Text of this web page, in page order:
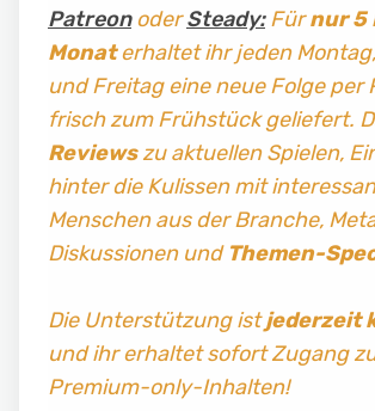
PatreonoderSteady:Fürnur 5
Monaterhaltet ihr jeden
und Freitag eine neue Folge per
frisch zum Frühstück geliefert.
Reviewszu aktuellen Spielen,
hinter die Kulissen mit
Menschen aus der Branche,
Diskussionen und Themen-
Die Unterstützung istjederzeit
und ihr erhaltet sofort Zugang
Premium-only-Inhalten!